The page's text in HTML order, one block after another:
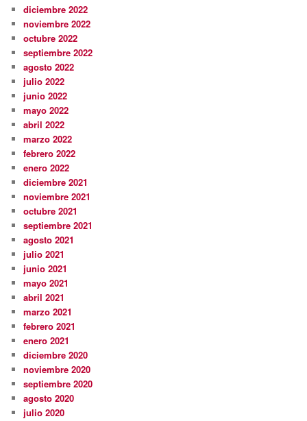
diciembre 2022
noviembre 2022
octubre 2022
septiembre 2022
agosto 2022
julio 2022
junio 2022
mayo 2022
abril 2022
marzo 2022
febrero 2022
enero 2022
diciembre 2021
noviembre 2021
octubre 2021
septiembre 2021
agosto 2021
julio 2021
junio 2021
mayo 2021
abril 2021
marzo 2021
febrero 2021
enero 2021
diciembre 2020
noviembre 2020
septiembre 2020
agosto 2020
julio 2020